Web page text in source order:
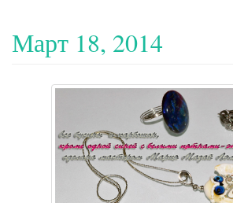
Март 18, 2014